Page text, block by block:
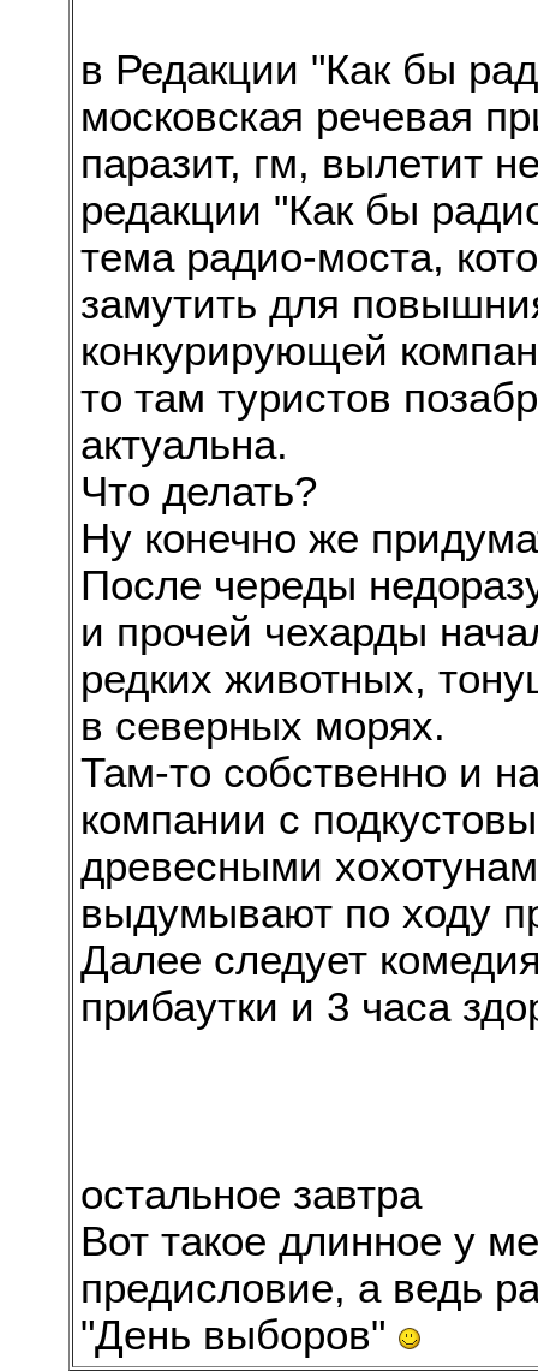
в Редакции "Как бы
московская речевая
паразит, гм, вылетит
редакции "Как бы
тема радио-моста,
замутить для
конкурирующей
то там туристов
актуальна.
Что делать?
Ну конечно же
После череды
и прочей чехарды
редких животных,
в северных морях.
Там-то собственно и
компании с
древесными
выдумывают по ходу
Далее следует
прибаутки и 3 часа
остальное завтра
Вот такое длинное у
предисловие, а ведь
"День выборов"